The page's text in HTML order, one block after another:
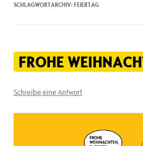
SCHLAGWORTARCHIV:FEIERTAG
FROHE
Schreibe eine Antwort